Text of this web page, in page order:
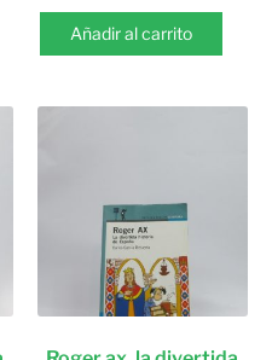
Añadir al carrito